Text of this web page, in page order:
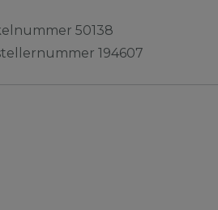
50138
194607